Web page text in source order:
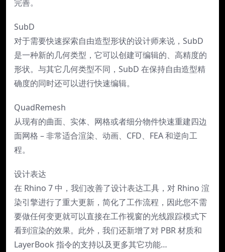
完善。
SubD
对于需要快速探索自由造型形状的设计师来说，SubD
是一种新的几何类型，它可以创建可编辑的、高精度的
形状。与其它几何类型不同，SubD 在保持自由造型精
确度的同时还可以进行快速编辑。
QuadRemesh
从现有的曲面、实体、网格或者细分物件快速重建四边
面网格 – 非常适合渲染、动画、CFD、FEA 和逆向工
程。
设计表达
在 Rhino 7 中，我们改善了设计表达工具，对 Rhino 渲
染引擎进行了重大更新，简化了工作流程，因此您不需
要做任何变更就可以直接在工作视窗的光线跟踪模式下
看到渲染的效果。此外，我们还新增了对 PBR 材质和
LayerBook 指令的支持以及更多其它功能…